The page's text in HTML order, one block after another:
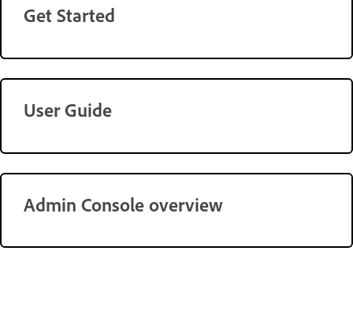
Get Started
User Guide
Admin Console overview